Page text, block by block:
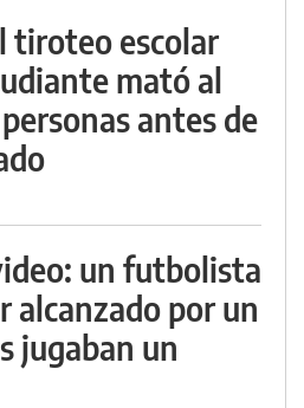
tiroteo escolar
mató al
antes de
un futbolista
alcanzado por un
jugaban un